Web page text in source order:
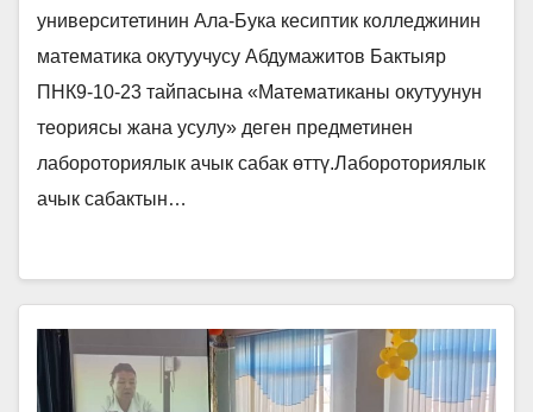
университетинин Ала-Бука кесиптик колледжинин
математика окутуучусу Абдумажитов Бактыяр
ПНК9-10-23 тайпасына «Математиканы окутуунун
теориясы жана усулу» деген предметинен
лабороториялык ачык сабак өттү.Лабороториялык
ачык сабактын…